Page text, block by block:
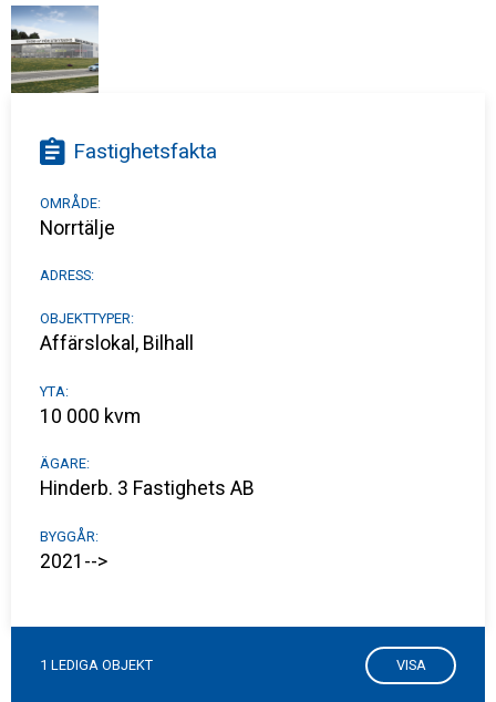
Fastighetsfakta
OMRÅDE:
Norrtälje
ADRESS:
OBJEKTTYPER:
Affärslokal, Bilhall
YTA:
10 000 kvm
ÄGARE:
Hinderb. 3 Fastighets AB
BYGGÅR:
2021-->
1 LEDIGA OBJEKT VISA